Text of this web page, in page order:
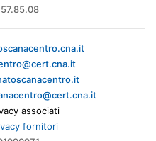
associati
fornitori